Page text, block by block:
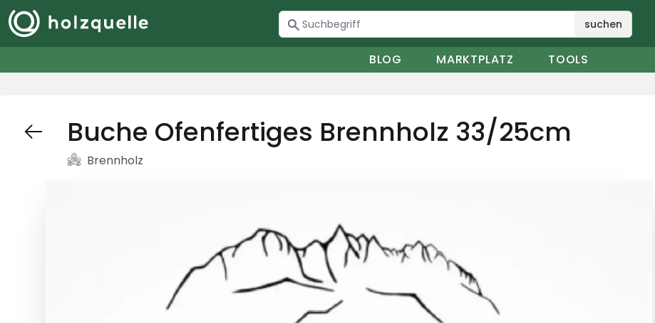
suchen
BLOG MARKTPLATZ TOOLS
Buche Ofenfertiges Brennholz 33/25cm
Brennholz